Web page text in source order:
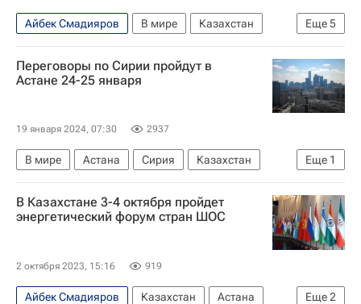
Еще5
Айбек Смадияров В мире
Казахстан
Прибалтика
Латвия
Тина Канделаки (Тинатин Канделаки)
Переговоры по Сирии пройдут в
Астане 24-25 января
19 января 2024, 07:30 2937
Еще 1
В мире Астана Сирия
Казахстан
ООН
В Казахстане 3-4 октября пройдет
энергетический форум стран ШОС
2 октября 2023, 15:16 919
Еще2
Айбек Смадияров Казахстан
Астана